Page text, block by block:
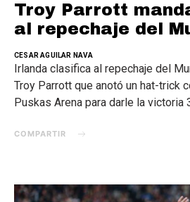
Troy Parrott
al repechaje del
CESAR AGUILAR NAVA
Irlanda clasifica al repechaje del
Troy Parrott que anotó un hat-trick
Puskas Arena para darle la victoria
COMPARTIR